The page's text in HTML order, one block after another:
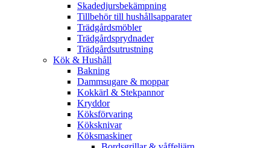
Skadedjursbekämpning
Tillbehör till hushållsapparater
Trädgårdsmöbler
Trädgårdsprydnader
Trädgårdsutrustning
Kök & Hushåll
Bakning
Dammsugare & moppar
Kokkärl & Stekpannor
Kryddor
Köksförvaring
Köksknivar
Köksmaskiner